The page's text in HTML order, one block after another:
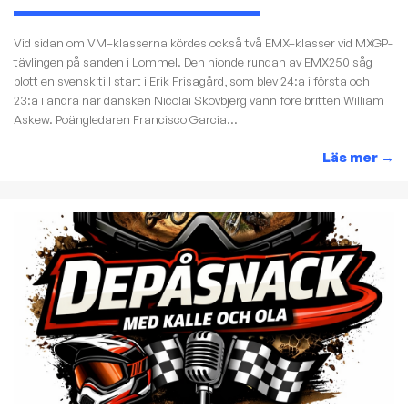
Vid sidan om VM–klasserna kördes också två EMX–klasser vid MXGP-
tävlingen på sanden i Lommel. Den nionde rundan av EMX250 såg
blott en svensk till start i Erik Frisagård, som blev 24:a i första och
23:a i andra när dansken Nicolai Skovbjerg vann före britten William
Askew. Poängledaren Francisco Garcia...
Läs mer →